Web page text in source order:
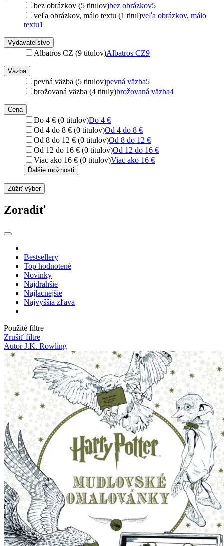
bez obrázkov (5 titulov)bez obrázkov5
veľa obrázkov, málo textu (1 titul)veľa obrázkov, málo
textu1
Vydavateľstvo
Albatros CZ (9 titulov)Albatros CZ9
Väzba
pevná väzba (5 titulov)pevná väzba5
brožovaná väzba (4 tituly)brožovaná väzba4
Cena
Do 4 € (0 titulov)Do 4 €
Od 4 do 8 € (0 titulov)Od 4 do 8 €
Od 8 do 12 € (0 titulov)Od 8 do 12 €
Od 12 do 16 € (0 titulov)Od 12 do 16 €
Viac ako 16 € (0 titulov)Viac ako 16 €
Ďalšie možnosti
Zúžiť výber
Zoradiť
Bestsellery
Top hodnotené
Novinky
Najdrahšie
Najlacnejšie
Najvyššia zľava
Použité filtre
Zrušiť filtre
Autor J.K. Rowling